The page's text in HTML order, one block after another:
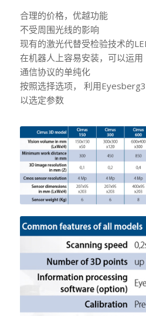
合理的价格，优越功能
不受周围光线的影响
现有的激光代替受检验技术的
在机器人上容易安装，可以运用
通信协议的单纯化
按照选择选项， 利用
以选定参数